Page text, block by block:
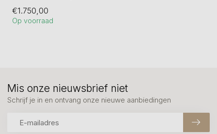
cm. ...
€1.750,00
Op voorraad
Mis onze nieuwsbrief niet
Schrijf je in en ontvang onze nieuwe aanbiedingen